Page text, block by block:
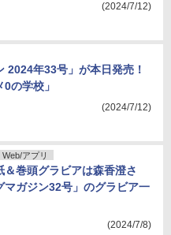
(2024/7/12)
2024年33号」が本日発売！
の学校」
(2024/7/12)
Web/アプリ
＆巻頭グラビアは森香澄さ
マガジン32号」のグラビア一
(2024/7/8)